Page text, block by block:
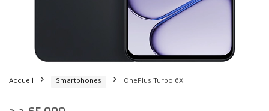
Accueil Smartphones OnePlus Turbo 6X